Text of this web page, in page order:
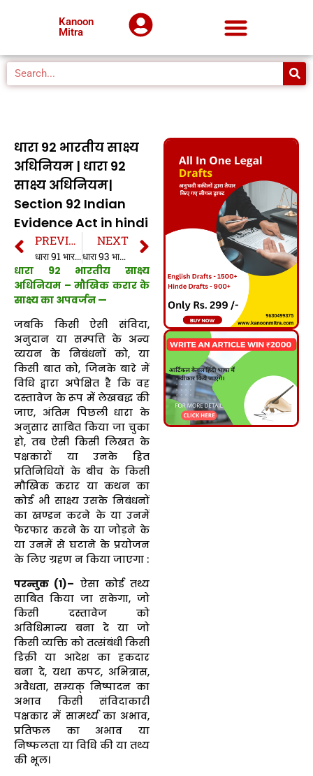
Kanoon
Mitra
धारा 92 भारतीय साक्ष्य
अधिनियम | धारा 92
साक्ष्य अधिनियम|
Section 92 Indian
Evidence Act in hindi
PREVIOUS
धारा 91 भारतीय साक्ष्य अधिनियम | धारा 91 साक्ष्य अधिनियम| Section 91 Indian Evidence Act in hindi
NEXT
धारा 93 भारतीय साक्ष्य अधिनियम | धारा 93 साक्ष्य अधिनियम| Section 93 Indian Evidence Act in hindi
धारा 92 भारतीय साक्ष्य
अधिनियम – मौखिक करार के
साक्ष्य का अपवर्जन —
जबकि किसी ऐसी संविदा,
अनुदान या सम्पत्ति के अन्य
व्ययन के निबंधनों को, या
किसी बात को, जिनके बारे में
विधि द्वारा अपेक्षित है कि वह
दस्तावेज के रूप में लेखबद्ध की
जाए, अंतिम पिछली धारा के
अनुसार साबित किया जा चुका
हो, तब ऐसी किसी लिखत के
पक्षकारों या उनके हित
प्रतिनिधियों के बीच के किसी
मौखिक करार या कथन का
कोई भी साक्ष्य उसके निबंधनों
का खण्डन करने के या उनमें
फेरफार करने के या जोड़ने के
या उनमें से घटाने के प्रयोजन
के लिए ग्रहण न किया जाएगा :
परन्तुक (1)– ऐसा कोई तथ्य
साबित किया जा सकेगा, जो
किसी दस्तावेज को
अविधिमान्य बना दे या जो
किसी व्यक्ति को तत्संबंधी किसी
डिक्री या आदेश का हकदार
बना दे, यथा कपट, अभित्रास,
अवैधता, सम्यक् निष्पादन का
अभाव किसी संविदाकारी
पक्षकार में सामर्थ्य का अभाव,
प्रतिफल का अभाव या
निष्फलता या विधि की या तथ्य
की भूल।